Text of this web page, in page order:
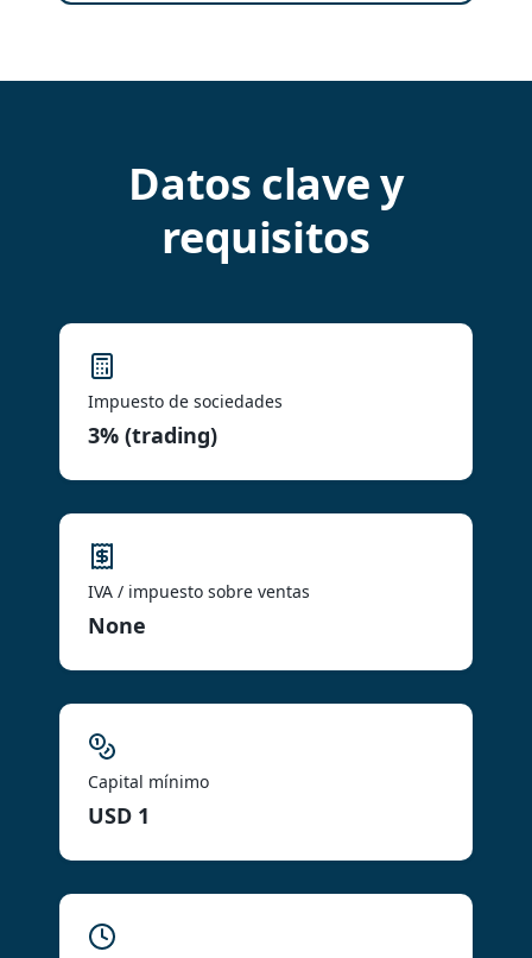
Datos clave y
requisitos
Impuesto de sociedades
3% (trading)
IVA / impuesto sobre ventas
None
Capital mínimo
USD 1